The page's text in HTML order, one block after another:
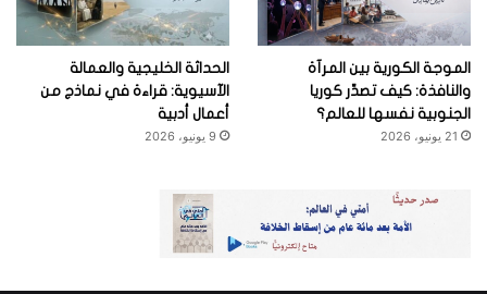
الموجة الكورية بين المرآة
والنافذة: كيف تصدِّر كوريا
الجنوبية نفسها للعالم؟
21 يونيو، 2026
الحداثة الخليجية والعمالة
الآسيوية: قراءة في نماذج من
أعمال أدبية
9 يونيو، 2026